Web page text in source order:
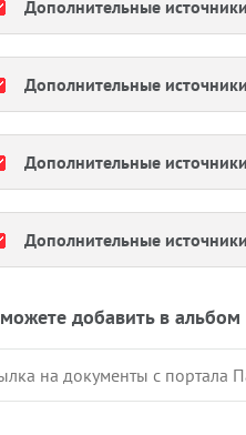
Дополнительные источники
Дополнительные источники
Дополнительные источники
Дополнительные источники
добавить в